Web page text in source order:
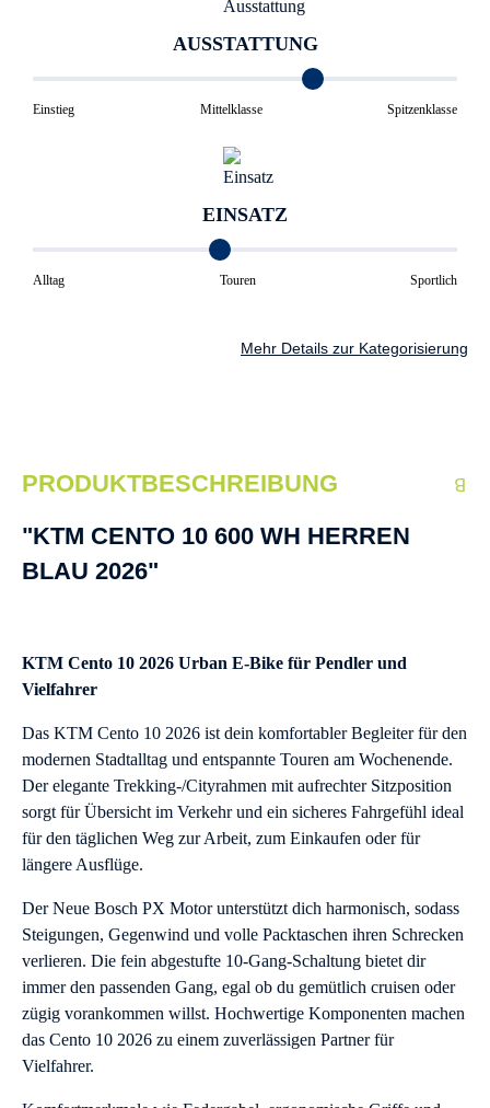
AUSSTATTUNG
Einstieg Mittelklasse Spitzenklasse
EINSATZ
Alltag Touren Sportlich
Mehr Details zur Kategorisierung
PRODUKTBESCHREIBUNG
"KTM CENTO 10 600 WH HERREN
BLAU 2026"
KTM Cento 10 2026 Urban E-Bike für Pendler und
Vielfahrer
Das KTM Cento 10 2026 ist dein komfortabler Begleiter für den
modernen Stadtalltag und entspannte Touren am Wochenende.
Der elegante Trekking-/Cityrahmen mit aufrechter Sitzposition
sorgt für Übersicht im Verkehr und ein sicheres Fahrgefühl ideal
für den täglichen Weg zur Arbeit, zum Einkaufen oder für
längere Ausflüge.
Der Neue Bosch PX Motor unterstützt dich harmonisch, sodass
Steigungen, Gegenwind und volle Packtaschen ihren Schrecken
verlieren. Die fein abgestufte 10-Gang-Schaltung bietet dir
immer den passenden Gang, egal ob du gemütlich cruisen oder
zügig vorankommen willst. Hochwertige Komponenten machen
das Cento 10 2026 zu einem zuverlässigen Partner für
Vielfahrer.